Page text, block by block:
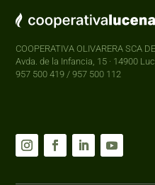
COOPERATIVA OLIVARERA SCA
Avda. de la Infancia, 15 · 14900
957 500 419 / 957 500 112